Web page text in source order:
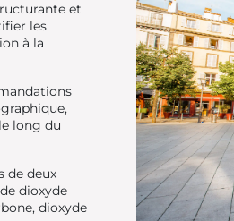
et
les
à la
long du
de deux
dioxyde
dioxyde